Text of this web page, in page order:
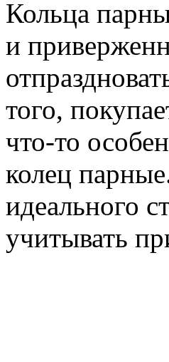
Кольца
и
того,
что-то
колец
идеального
учитывать